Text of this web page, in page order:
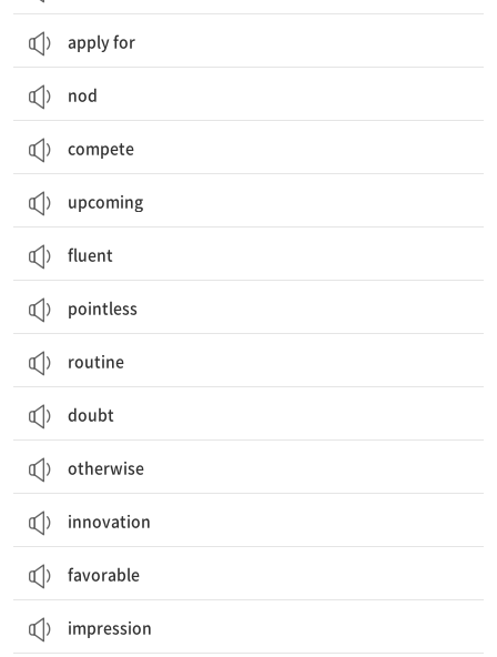
apply for
nod
compete
upcoming
fluent
pointless
routine
doubt
otherwise
innovation
favorable
impression